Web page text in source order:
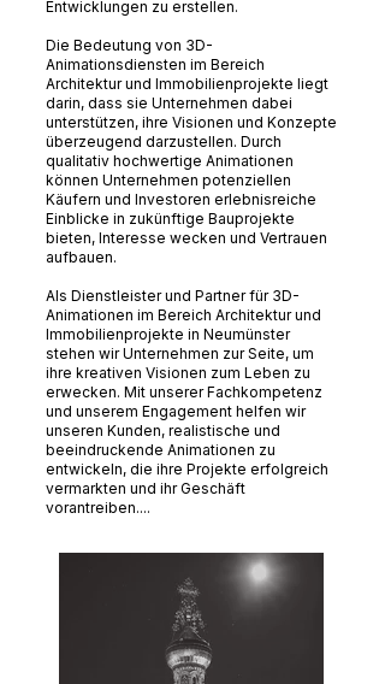
Entwicklungen zu erstellen.
Die Bedeutung von 3D-
Animationsdiensten im Bereich
Architektur und Immobilienprojekte liegt
darin, dass sie Unternehmen dabei
unterstützen, ihre Visionen und Konzepte
überzeugend darzustellen. Durch
qualitativ hochwertige Animationen
können Unternehmen potenziellen
Käufern und Investoren erlebnisreiche
Einblicke in zukünftige Bauprojekte
bieten, Interesse wecken und Vertrauen
aufbauen.
Als Dienstleister und Partner für 3D-
Animationen im Bereich Architektur und
Immobilienprojekte in Neumünster
stehen wir Unternehmen zur Seite, um
ihre kreativen Visionen zum Leben zu
erwecken. Mit unserer Fachkompetenz
und unserem Engagement helfen wir
unseren Kunden, realistische und
beeindruckende Animationen zu
entwickeln, die ihre Projekte erfolgreich
vermarkten und ihr Geschäft
vorantreiben....